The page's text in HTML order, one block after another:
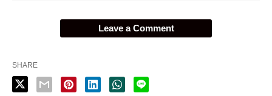
Leave a Comment
SHARE